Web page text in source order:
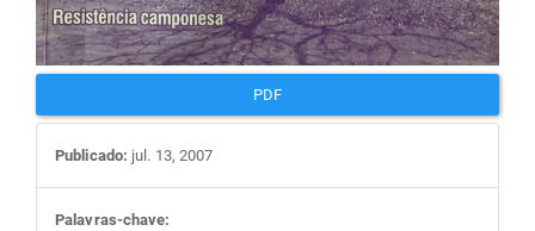
PDF
Publicado: jul. 13, 2007
Palavras-chave: